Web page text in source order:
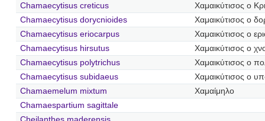
Chamaecytisus creticus
Χαμαικύτισος ο
Chamaecytisus dorycnioides
Χαμαικύτισος ο
Chamaecytisus eriocarpus
Χαμαικύτισος ο
Chamaecytisus hirsutus
Χαμαικύτισος ο
Chamaecytisus polytrichus
Χαμαικύτισος ο
Chamaecytisus subidaeus
Χαμαικύτισος ο
Chamaemelum mixtum
Χαμαίμηλο
Chamaespartium sagittale